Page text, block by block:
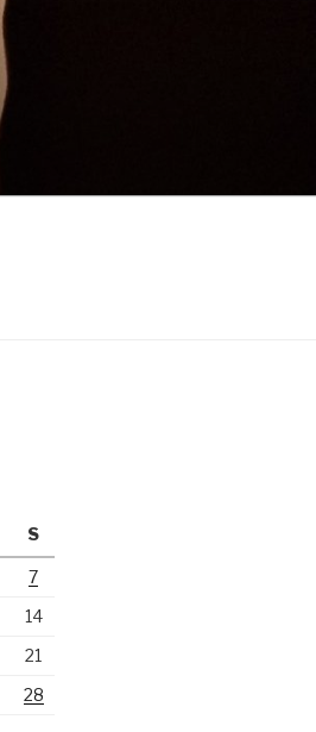
S
7
14
21
28